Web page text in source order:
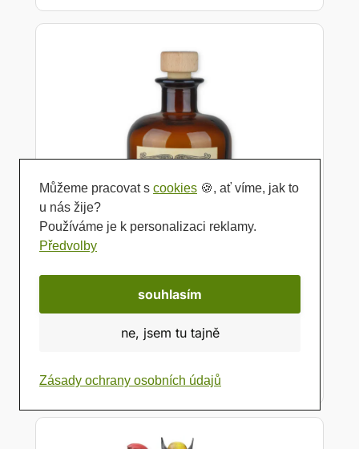
Detail produktu
Můžeme pracovat s cookies 🍪, ať víme, jak to
u nás žije?
Používáme je k personalizaci reklamy.
Předvolby
souhlasím
ne, jsem tu tajně
Zásady ochrany osobních údajů